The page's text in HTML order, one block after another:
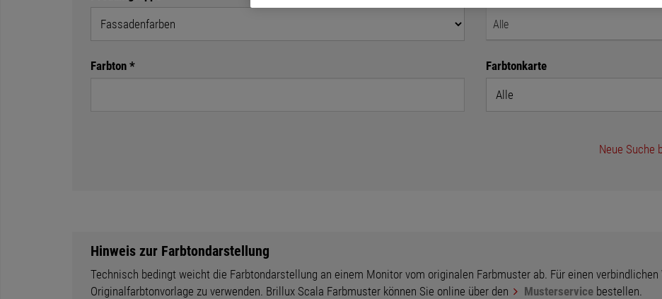
Alle
Farbton * Farbtonkarte
Neue Suche
Hinweis zur Farbtondarstellung
Technisch bedingt weicht die Farbtondarstellung an einem Monitor vom originalen Farbmuster ab. Für einen
Originalfarbtonvorlage zu verwenden. Brillux Scala Farbmuster können Sie online über den
Musterservice bestellen.